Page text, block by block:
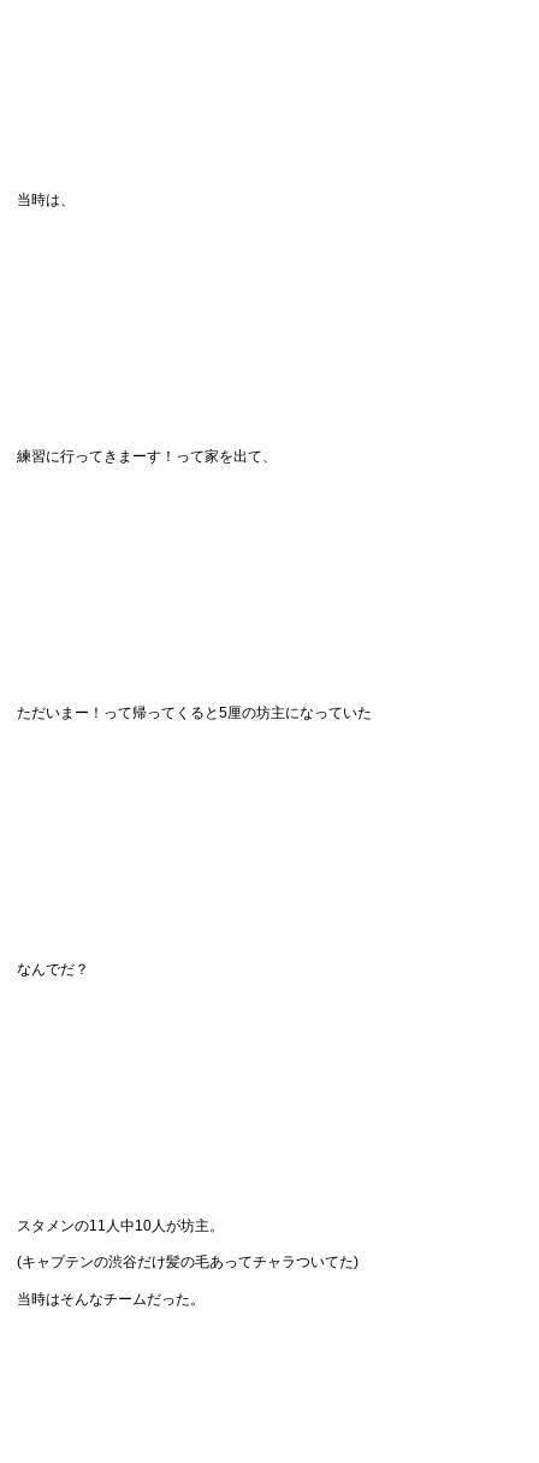
当時は、
練習に行ってきまーす！って家を出て、
ただいまー！って帰ってくると5厘の坊主になっていた
なんでだ？
スタメンの11人中10人が坊主。
(キャプテンの渋谷だけ髪の毛あってチャラついてた)
当時はそんなチームだった。